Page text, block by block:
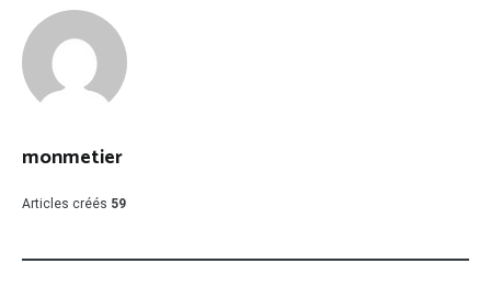
monmetier
Articles créés 59